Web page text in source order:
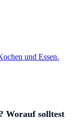
und Essen.
Worauf solltest